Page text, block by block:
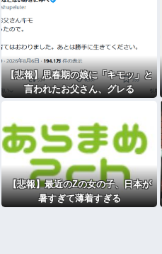
【悲報】思春期の娘に「キモッ」と
言われたお父さん、グレる
【悲報】最近のZの女の子、日本が
暑すぎて薄着すぎる